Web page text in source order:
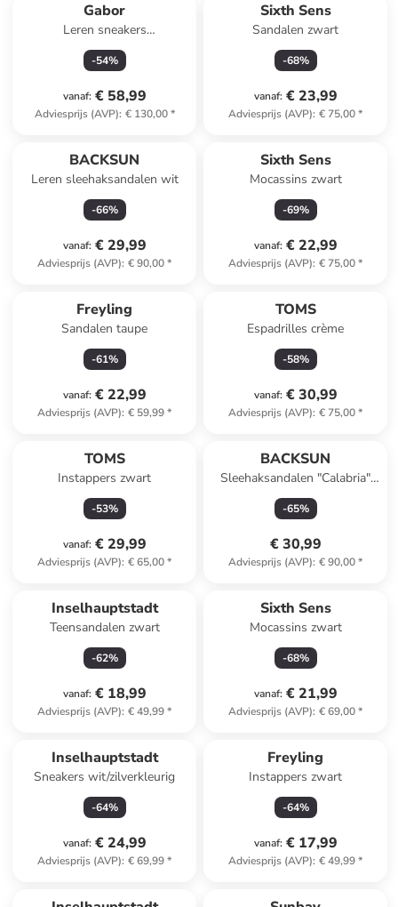
Gabor
Leren sneakers
goudkleurig/wit
-54%
vanaf: € 58,99
Adviesprijs (AVP): € 130,00*
Sixth Sens
Sandalen zwart
-68%
vanaf: € 23,99
Adviesprijs (AVP): € 75,00*
BACKSUN
Leren sleehaksandalen wit
-66%
vanaf: € 29,99
Adviesprijs (AVP): € 90,00*
Sixth Sens
Mocassins zwart
-69%
vanaf: € 22,99
Adviesprijs (AVP): € 75,00*
Freyling
Sandalen taupe
-61%
vanaf: € 22,99
Adviesprijs (AVP): € 59,99*
TOMS
Espadrilles crème
-58%
vanaf: € 30,99
Adviesprijs (AVP): € 75,00*
TOMS
Instappers zwart
-53%
vanaf: € 29,99
Adviesprijs (AVP): € 65,00*
BACKSUN
Sleehaksandalen "Calabria"
zwart
-65%
€ 30,99
Adviesprijs (AVP): € 90,00*
Inselhauptstadt
Teensandalen zwart
-62%
vanaf: € 18,99
Adviesprijs (AVP): € 49,99*
Sixth Sens
Mocassins zwart
-68%
vanaf: € 21,99
Adviesprijs (AVP): € 69,00*
Inselhauptstadt
Sneakers wit/zilverkleurig
-64%
vanaf: € 24,99
Adviesprijs (AVP): € 69,99*
Freyling
Instappers zwart
-64%
vanaf: € 17,99
Adviesprijs (AVP): € 49,99*